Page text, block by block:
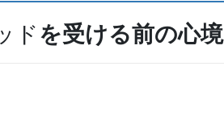
ドを受ける前の心境